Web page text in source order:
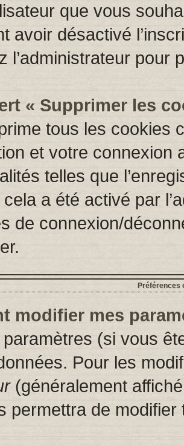
que vous
avoir désactivé
l’administrateur pour
« Supprimer les
tous les cookies
et votre connexion
telles que
a été activé par
de connexion/
Préférences
modifier mes
(si vous
Pour les
(généralement
permettra de